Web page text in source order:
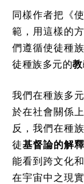
同樣作者把《
範，用這樣的
們遵循使徒種
徒種族多元的
我們在種族多
於在社會關係
反，我們在種
徒基督論的解釋
能看到跨文化
在宇宙中之現